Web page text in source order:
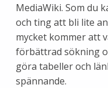
MediaWiki. Som du
och ting att bli lite
mycket kommer att
förbättrad sökning
göra tabeller och
spännande.